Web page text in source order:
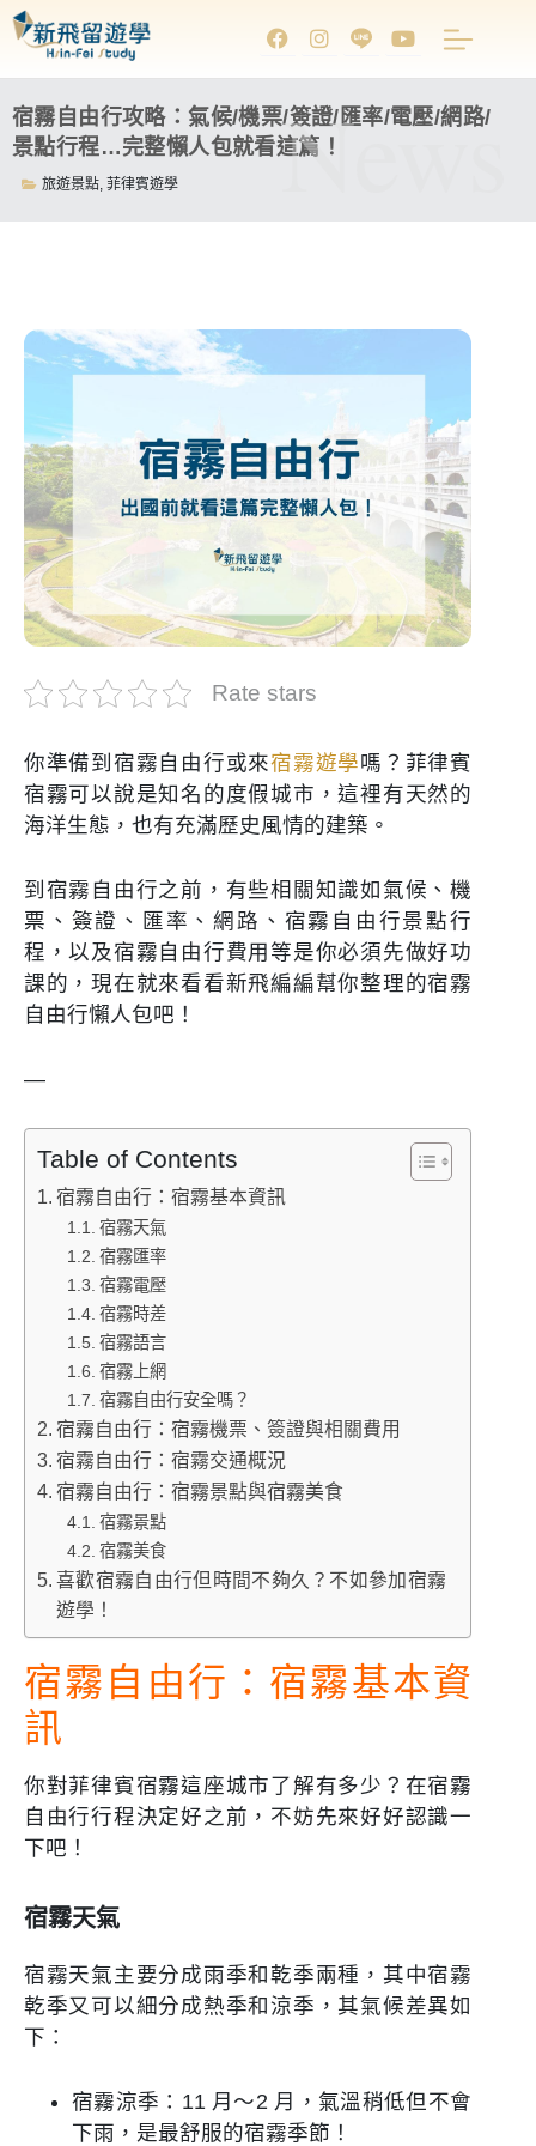
宿霧自由行攻略：氣候/機票/簽證/匯率/電壓/網路/
景點行程…完整懶人包就看這篇！
旅遊景點, 菲律賓遊學 News
Rate stars
你準備到宿霧自由行或來宿霧遊學嗎？菲律賓
宿霧可以說是知名的度假城市，這裡有天然的
海洋生態，也有充滿歷史風情的建築。
到宿霧自由行之前，有些相關知識如氣候、機
票、簽證、匯率、網路、宿霧自由行景點行
程，以及宿霧自由行費用等是你必須先做好功
課的，現在就來看看新飛編編幫你整理的宿霧
自由行懶人包吧！
—
Table of Contents
宿霧自由行：宿霧基本資訊
宿霧天氣
宿霧匯率
宿霧電壓
宿霧時差
宿霧語言
宿霧上網
宿霧自由行安全嗎？
宿霧自由行：宿霧機票、簽證與相關費用
宿霧自由行：宿霧交通概況
宿霧自由行：宿霧景點與宿霧美食
宿霧景點
宿霧美食
喜歡宿霧自由行但時間不夠久？不如參加宿霧
遊學！
宿霧自由行：宿霧基本資
訊
你對菲律賓宿霧這座城市了解有多少？在宿霧
自由行行程決定好之前，不妨先來好好認識一
下吧！
宿霧天氣
宿霧天氣主要分成雨季和乾季兩種，其中宿霧
乾季又可以細分成熱季和涼季，其氣候差異如
下：
宿霧涼季：11 月～2 月，氣溫稍低但不會
下雨，是最舒服的宿霧季節！